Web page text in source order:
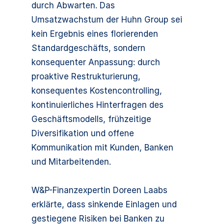
durch Abwarten. Das
Umsatzwachstum der Huhn Group sei
kein Ergebnis eines florierenden
Standardgeschäfts, sondern
konsequenter Anpassung: durch
proaktive Restrukturierung,
konsequentes Kostencontrolling,
kontinuierliches Hinterfragen des
Geschäftsmodells, frühzeitige
Diversifikation und offene
Kommunikation mit Kunden, Banken
und Mitarbeitenden.
W&P-Finanzexpertin Doreen Laabs
erklärte, dass sinkende Einlagen und
gestiegene Risiken bei Banken zu